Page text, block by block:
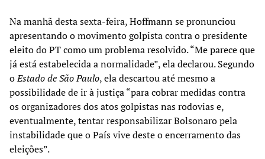
Na manhã desta sexta-feira, Hoffmann se pronunciou
apresentando o movimento golpista contra o presidente
eleito do PT como um problema resolvido. “Me parece que
já está estabelecida a normalidade”, ela declarou. Segundo
oEstado de São Paulo, ela descartou até mesmo a
possibilidade de ir à justiça “para cobrar medidas contra
os organizadores dos atos golpistas nas rodovias e,
eventualmente, tentar responsabilizar Bolsonaro pela
instabilidade que o País vive deste o encerramento das
eleições”.